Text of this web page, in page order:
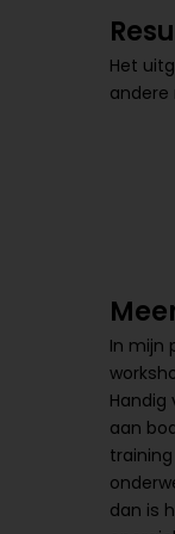
Het
andere
In mijn
Handig
aan
dan is